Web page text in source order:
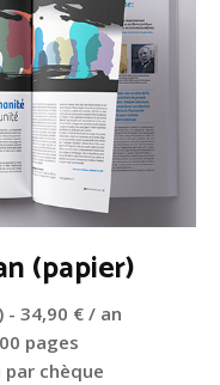
(papier)
- 34,90 € / an
pages
par chèque